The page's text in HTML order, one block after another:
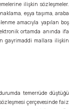
ilişkin sözleşmeler.
eşya taşıma, araba
amacıyla yapılan boş
ortamda anında ifa
gayrimaddi mallara ilişkin
temerrüde düştüğü
çerçevesinde faiz